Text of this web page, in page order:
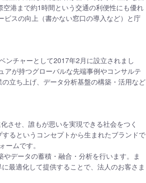
港まで約1時間という交通の利便性にも優れ
ビスの向上（書かない窓口の導入など）と庁
ンチャーとして2017年2月に設立されまし
アが持つグローバルな先端事例やコンサルテ
立ち上げ、データ分析基盤の構築・活用など
させ、誰もが思いを実現できる社会をつく
るというコンセプトから生まれたブランドで
ムです。
データの蓄積・融合・分析を行います。ま
最適化して提供することで、法人のお客さま